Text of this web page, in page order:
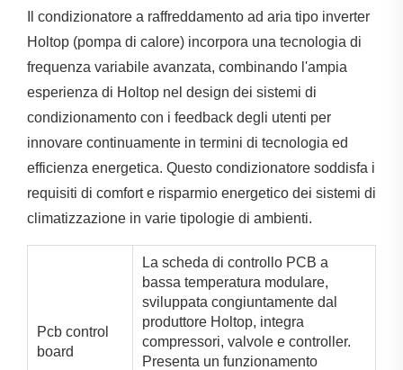
Il condizionatore a raffreddamento ad aria tipo inverter
Holtop (pompa di calore) incorpora una tecnologia di
frequenza variabile avanzata, combinando l'ampia
esperienza di Holtop nel design dei sistemi di
condizionamento con i feedback degli utenti per
innovare continuamente in termini di tecnologia ed
efficienza energetica. Questo condizionatore soddisfa i
requisiti di comfort e risparmio energetico dei sistemi di
climatizzazione in varie tipologie di ambienti.
Pcb control
board
La scheda di controllo PCB a
bassa temperatura modulare,
sviluppata congiuntamente dal
produttore Holtop, integra
compressori, valvole e controller.
Presenta un funzionamento